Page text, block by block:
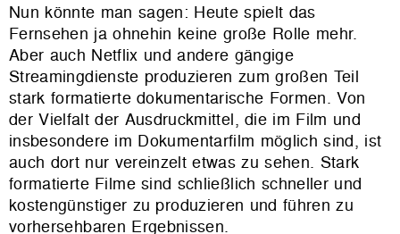
Nun könnte man sagen: Heute spielt das
Fernsehen ja ohnehin keine große Rolle mehr.
Aber auch Netflix und andere gängige
Streamingdienste produzieren zum großen Teil
stark formatierte dokumentarische Formen. Von
der Vielfalt der Ausdruckmittel, die im Film und
insbesondere im Dokumentarfilm möglich sind, ist
auch dort nur vereinzelt etwas zu sehen. Stark
formatierte Filme sind schließlich schneller und
kostengünstiger zu produzieren und führen zu
vorhersehbaren Ergebnissen.